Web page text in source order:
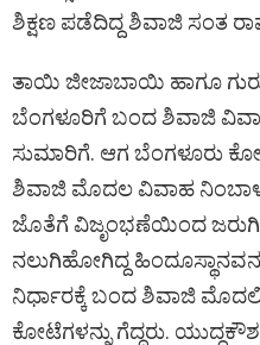
ಶಿಕ್ಷಣ ಪಡೆದಿದ್ದ ಶಿವಾಜಿ ಸಂತ
ತಾಯಿ ಜೀಜಾಬಾಯಿ ಹಾಗೂ
ಬೆಂಗಳೂರಿಗೆ ಬಂದ ಶಿವಾಜಿ
ಸುಮಾರಿಗೆ. ಆಗ ಬೆಂಗಳೂರು
ಶಿವಾಜಿ ಮೊದಲ ವಿವಾಹ
ಜೊತೆಗೆ ವಿಜೃಂಭಣೆಯಿಂದ
ನಲುಗಿಹೋಗಿದ್ದ
ನಿರ್ಧಾರಕ್ಕೆ ಬಂದ ಶಿವಾಜಿ
ಕೋಟೆಗಳನ್ನು ಗೆದ್ದರು.